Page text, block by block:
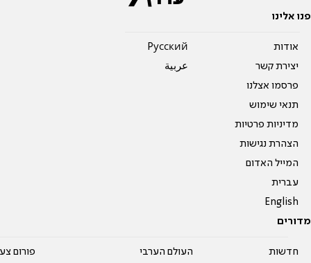
פנו אלינו
אודות
יצירת קשר
פרסמו אצלנו
תנאי שימוש
מדיניות פרטיות
הצהרת נגישות
המייל האדום
עברית
English
Pусский
عربية
מדורים
חדשות
העולם הערבי
פורום